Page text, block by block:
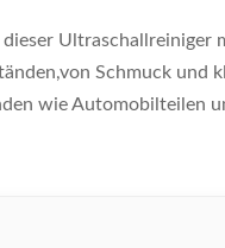
Ultraschallreiniger
Schmuck und
wie Automobilteilen